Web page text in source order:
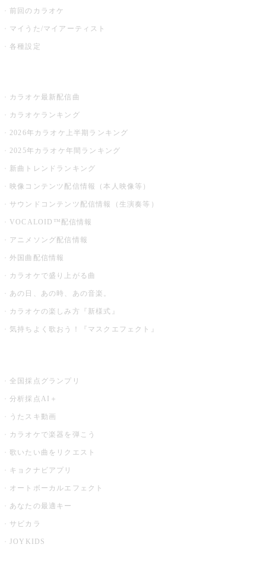
前回のカラオケ
マイうた/マイアーティスト
各種設定
カラオケ最新配信曲
カラオケランキング
2026年カラオケ上半期ランキング
2025年カラオケ年間ランキング
新曲トレンドランキング
映像コンテンツ配信情報（本人映像等）
サウンドコンテンツ配信情報（生演奏等）
VOCALOID™配信情報
アニメソング配信情報
外国曲配信情報
カラオケで盛り上がる曲
あの日、あの時、あの音楽。
カラオケの楽しみ方『新様式』
気持ちよく歌おう！『マスクエフェクト』
全国採点グランプリ
分析採点AI＋
うたスキ動画
カラオケで楽器を弾こう
歌いたい曲をリクエスト
キョクナビアプリ
オートボーカルエフェクト
あなたの最適キー
サビカラ
JOYKIDS